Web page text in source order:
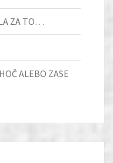
ZA TO…
ALEBO ZASE